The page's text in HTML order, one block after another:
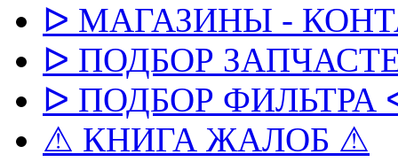
ᐅ МАГАЗИНЫ -
ᐅ ПОДБОР
ᐅ ПОДБОР ФИЛЬТРА
⚠ КНИГА ЖАЛОБ ⚠